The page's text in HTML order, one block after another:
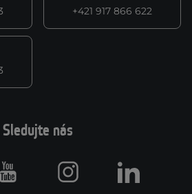
+421 917 866 622
Sledujte nás
Youtube Instagram LinkedIn